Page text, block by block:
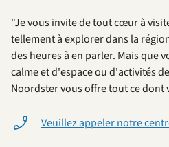
"Je vous invite de tout cœur à
tellement à explorer dans la
des heures à en parler. Mais que
calme et d'espace ou d'activités
Noordster vous offre tout ce dont
Veuillez appeler notre